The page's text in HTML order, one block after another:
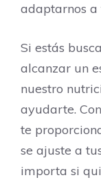
adaptarnos a
Si estás
alcanzar un
nuestro
ayudarte.
te
se ajuste a
importa si